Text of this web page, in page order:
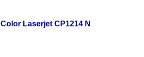
Color Laserjet CP1214 N